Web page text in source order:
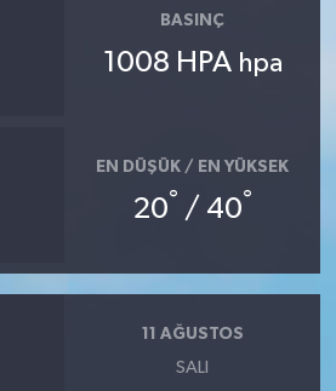
BASINÇ
1008 HPA hpa
EN DÜŞÜK / EN YÜKSEK
20° / 40°
11 AĞUSTOS
SALI